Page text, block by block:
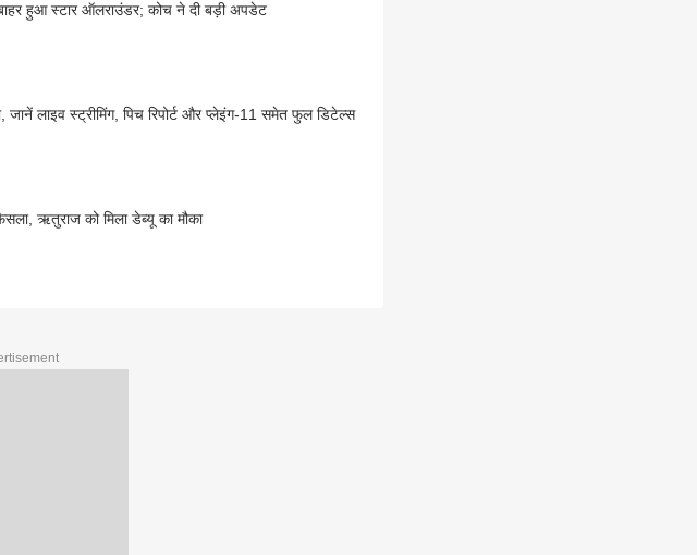
हुआ स्टार ऑलराउंडर; कोच ने दी बड़ी अपडेट
लाइव स्ट्रीमिंग, पिच रिपोर्ट और प्लेइंग-11 समेत फुल डिटेल्स
ऋतुराज को मिला डेब्यू का मौका